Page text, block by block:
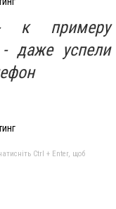
к примеру
даже успели
Ctrl + Enter, щоб